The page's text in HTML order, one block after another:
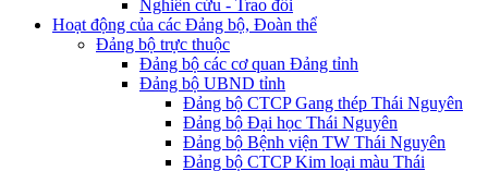
Nghiên cứu - Trao đổi
Hoạt động của các Đảng bộ, Đoàn thể
Đảng bộ trực thuộc
Đảng bộ các cơ quan Đảng tỉnh
Đảng bộ UBND tỉnh
Đảng bộ CTCP Gang thép Thái Nguyên
Đảng bộ Đại học Thái Nguyên
Đảng bộ Bệnh viện TW Thái Nguyên
Đảng bộ CTCP Kim loại màu Thái